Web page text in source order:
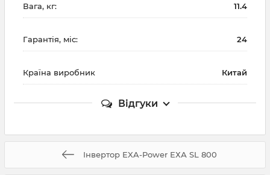
Вага, кг: 11.4
Гарантія, міс: 24
Країна виробник Китай
Відгуки
Інвертор EXA-Power ЕХА SL 800